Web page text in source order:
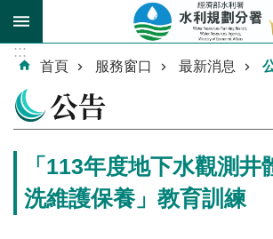
跳到主要內容區塊
進
階
搜
:::
首頁 服務窗口 最新消息
公告
「113年度地下水觀測井
洗維護保養」教育訓練